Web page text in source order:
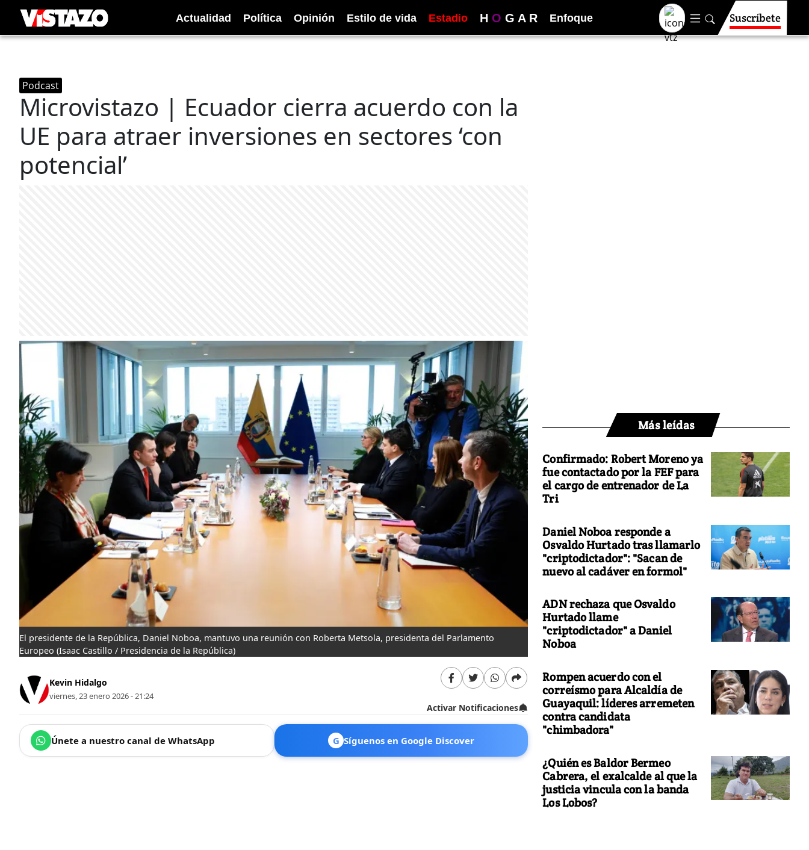
Actualidad Política Opinión Estilo de vida Estadio H O G A R Enfoque Suscríbete
Podcast
Microvistazo | Ecuador cierra acuerdo con la
UE para atraer inversiones en sectores ‘con
potencial’
El presidente de la República, Daniel Noboa, mantuvo una reunión con Roberta Metsola, presidenta del Parlamento
Europeo (Isaac Castillo / Presidencia de la República)
Kevin Hidalgo
viernes, 23 enero 2026 - 21:24
Activar Notificaciones
Únete a nuestro canal de WhatsApp G Síguenos en Google Discover
Más leídas
Confirmado: Robert Moreno ya
fue contactado por la FEF para
el cargo de entrenador de La
Tri
Daniel Noboa responde a
Osvaldo Hurtado tras llamarlo
"criptodictador": "Sacan de
nuevo al cadáver en formol"
ADN rechaza que Osvaldo
Hurtado llame
"criptodictador" a Daniel
Noboa
Rompen acuerdo con el
correísmo para Alcaldía de
Guayaquil: líderes arremeten
contra candidata
"chimbadora"
¿Quién es Baldor Bermeo
Cabrera, el exalcalde al que la
justicia vincula con la banda
Los Lobos?